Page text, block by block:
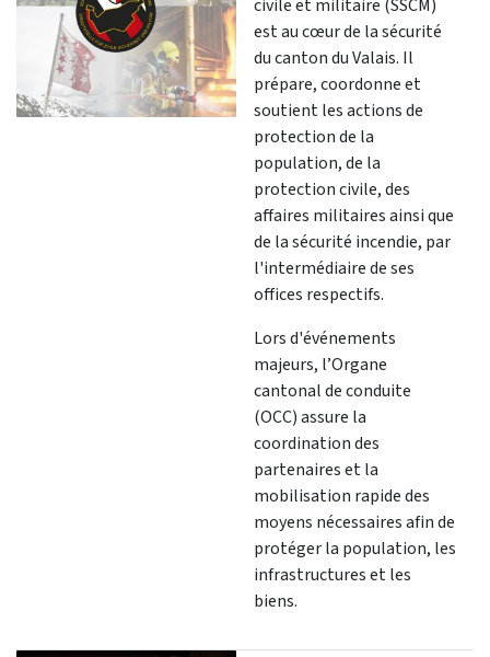
civile et militaire (SSCM)
est au cœur de la sécurité
du canton du Valais. Il
prépare, coordonne et
soutient les actions de
protection de la
population, de la
protection civile, des
affaires militaires ainsi que
de la sécurité incendie, par
l'intermédiaire de ses
offices respectifs.
Lors d'événements
majeurs, l’Organe
cantonal de conduite
(OCC) assure la
coordination des
partenaires et la
mobilisation rapide des
moyens nécessaires afin de
protéger la population, les
infrastructures et les
biens.